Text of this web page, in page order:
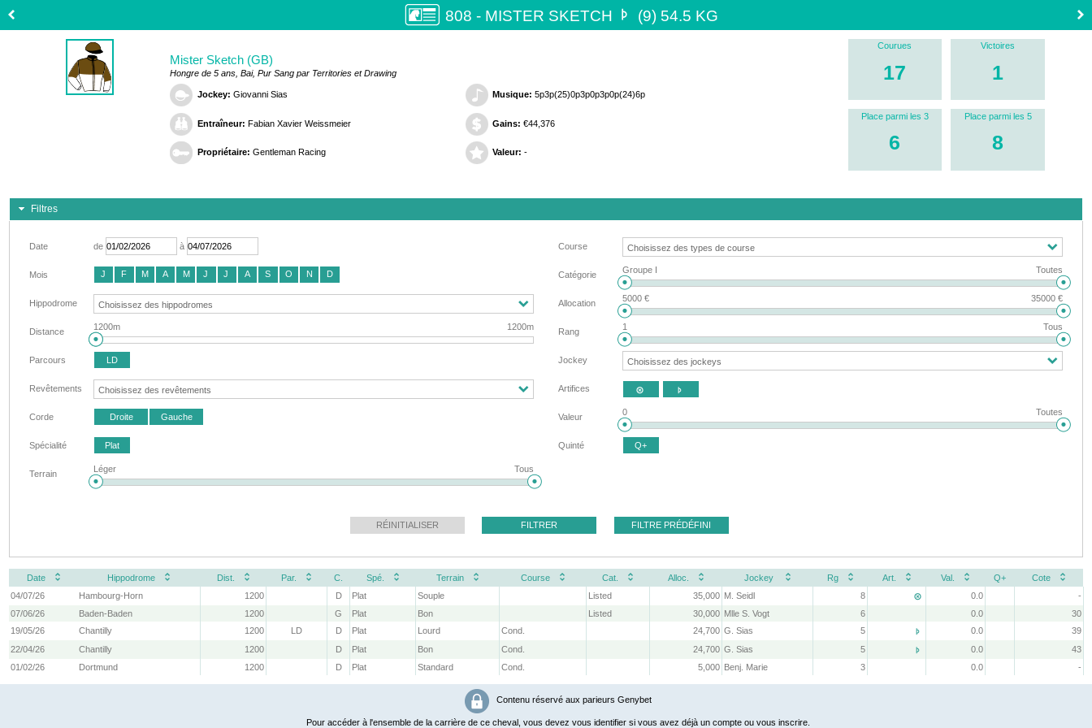
808 - MISTER SKETCH  (9) 54.5 KG
Mister Sketch (GB)
Hongre de 5 ans, Bai, Pur Sang par Territories et Drawing
Jockey: Giovanni Sias
Entraîneur: Fabian Xavier Weissmeier
Propriétaire: Gentleman Racing
Musique: 5p3p(25)0p3p0p3p0p(24)6p
Gains: €44,376
Valeur: -
Courues
17
Victoires
1
Place parmi les 3
6
Place parmi les 5
8
Filtres
Date de à
Mois J F M A M J J A S O N D
Hippodrome
Distance 1200m 1200m
Parcours LD
Revêtements
Corde Droite Gauche
Spécialité Plat
Terrain Léger Tous
Course
Catégorie Groupe I Toutes
Allocation 5000 € 35000 €
Rang 1 Tous
Jockey
Artifices  
Valeur 0 Toutes
Quinté Q+
RÉINITIALISER FILTRER FILTRE PRÉDÉFINI
Date Hippodrome Dist. Par. C. Spé. Terrain Course Cat. Alloc. Jockey Rg Art. Val. Q+
Cote
04/07/26
Hambourg-Horn 1200 D Plat Souple Listed 35,000 M. Seidl 8  0.0
-
07/06/26
Baden-Baden 1200 G Plat Bon Listed 30,000 Mlle S. Vogt 6 0.0
30
19/05/26
Chantilly 1200 LD D Plat Lourd Cond. 24,700 G. Sias 5  0.0
39
22/04/26
Chantilly 1200 D Plat Bon Cond. 24,700 G. Sias 5  0.0
43
01/02/26
Dortmund 1200 D Plat Standard Cond. 5,000 Benj. Marie 3 0.0 -
Contenu réservé aux parieurs Genybet
Pour accéder à l'ensemble de la carrière de ce cheval, vous devez vous identifier si vous avez déjà un compte ou vous inscrire.